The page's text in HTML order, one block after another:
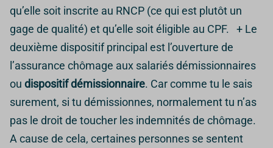
qu’elle soit inscrite au RNCP (ce qui est plutôt un
gage de qualité) et qu’elle soit éligible au CPF. + Le
deuxième dispositif principal est l’ouverture de
l’assurance chômage aux salariés démissionnaires
ou dispositif démissionnaire. Car comme tu le sais
surement, si tu démissionnes, normalement tu n’as
pas le droit de toucher les indemnités de chômage.
A cause de cela, certaines personnes se sentent